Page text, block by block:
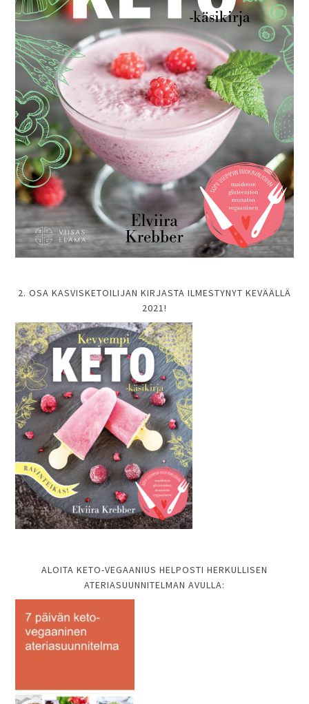
2. OSA KASVISKETOILIJAN KIRJASTA ILMESTYNYT KEVÄÄLLÄ
2021!
ALOITA KETO-VEGAANIUS HELPOSTI HERKULLISEN
ATERIASUUNNITELMAN AVULLA: